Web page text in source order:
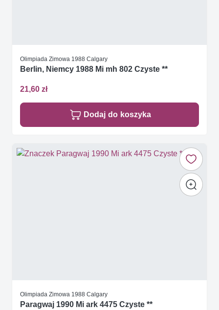
Olimpiada Zimowa 1988 Calgary
Berlin, Niemcy 1988 Mi mh 802 Czyste **
21,60 zł
Dodaj do koszyka
Olimpiada Zimowa 1988 Calgary
Paragwaj 1990 Mi ark 4475 Czyste **